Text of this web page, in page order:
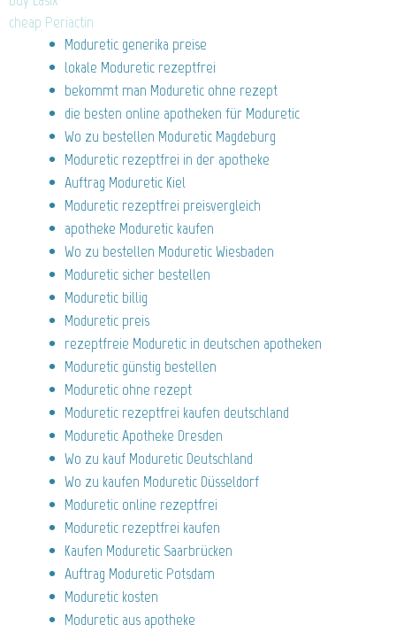
cheap Periactin
Moduretic generika preise
lokale Moduretic rezeptfrei
bekommt man Moduretic ohne rezept
die besten online apotheken für Moduretic
Wo zu bestellen Moduretic Magdeburg
Moduretic rezeptfrei in der apotheke
Auftrag Moduretic Kiel
Moduretic rezeptfrei preisvergleich
apotheke Moduretic kaufen
Wo zu bestellen Moduretic Wiesbaden
Moduretic sicher bestellen
Moduretic billig
Moduretic preis
rezeptfreie Moduretic in deutschen apotheken
Moduretic günstig bestellen
Moduretic ohne rezept
Moduretic rezeptfrei kaufen deutschland
Moduretic Apotheke Dresden
Wo zu kauf Moduretic Deutschland
Wo zu kaufen Moduretic Düsseldorf
Moduretic online rezeptfrei
Moduretic rezeptfrei kaufen
Kaufen Moduretic Saarbrücken
Auftrag Moduretic Potsdam
Moduretic kosten
Moduretic aus apotheke